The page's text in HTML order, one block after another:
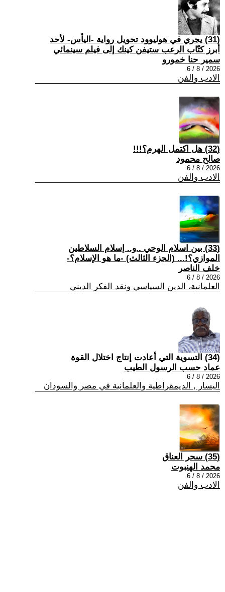
(31) يجري في هوليوود تحويل رواية -اليأس- لأحد
أبرز كتّاب الرعب ستيفن كينك إلى فيلم سينمائي
سمير حنا خمورو
2026 / 8 / 6
الادب والفن
(32) هل اكتمل الهرم؟!!!
صالح محمود
2026 / 8 / 6
الادب والفن
(33) بين اسلام الوحي ..و.. إسلام السلاطين
الموازي؟!... (الجزء الثالث) -ما هو الإسلام؟-
خلف الناصر
2026 / 8 / 6
العلمانية، الدين السياسي ونقد الفكر الديني
(34) التسوية التي أعادت إنتاج اختلال القوة
عماد حسب الرسول الطيب
2026 / 8 / 6
اليسار , الديمقراطية والعلمانية في مصر والسودان
(35) سحر العناق
محمد الهنبوت
2026 / 8 / 6
الادب والفن